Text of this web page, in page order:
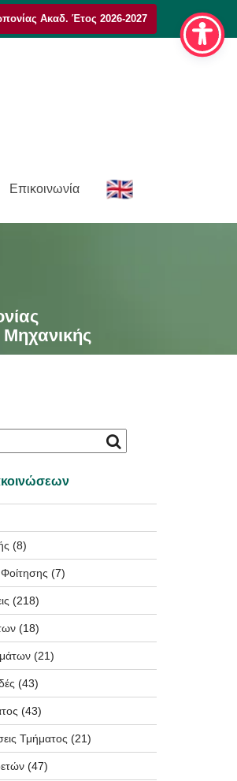
Ακαδ. Έτος 2026-2027
Επικοινωνία
E
n
(8)
(7)
(218)
(18)
(21)
(43)
(43)
Τμήματος (21)
(47)